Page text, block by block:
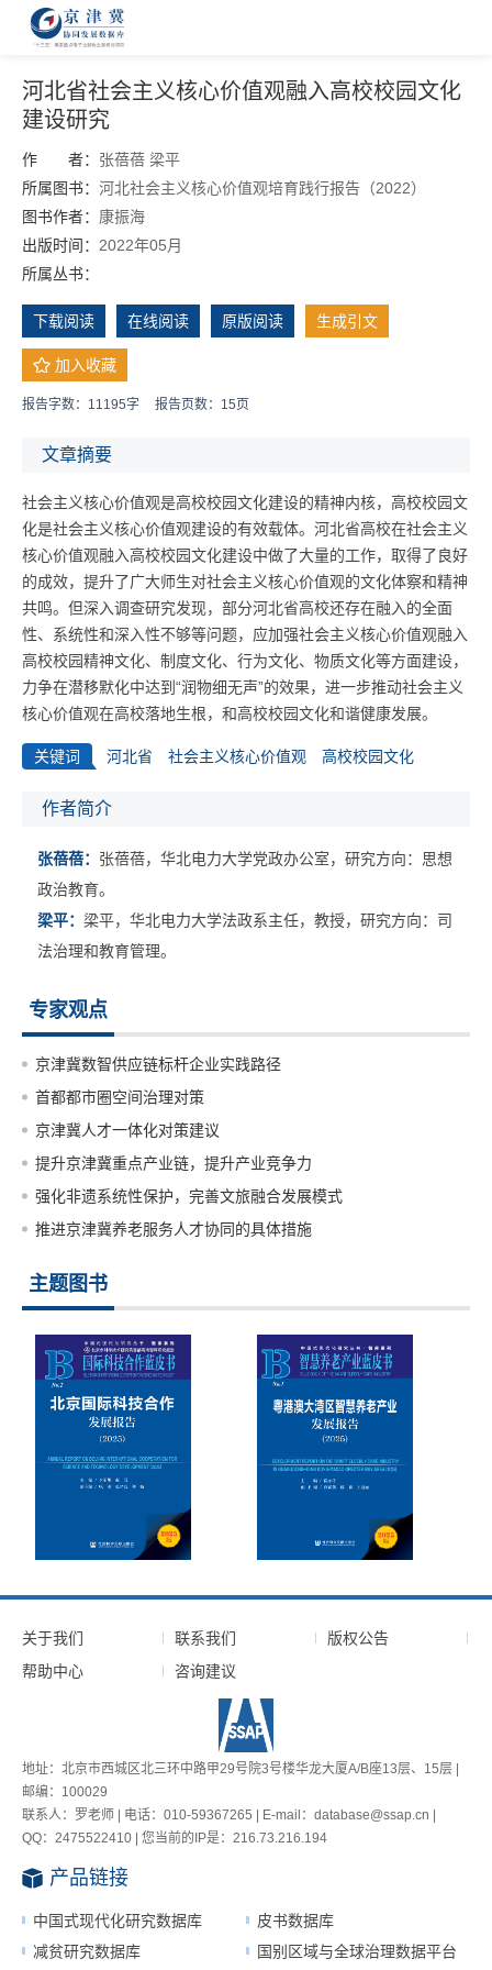
河北省社会主义核心价值观融入高校校园文化
建设研究
作 者： 张蓓蓓 梁平
所属图书： 河北社会主义核心价值观培育践行报告（2022）
图书作者： 康振海
出版时间： 2022年05月
所属丛书：
下载阅读 在线阅读 原版阅读 生成引文
加入收藏
报告字数：11195字 报告页数：15页
文章摘要
社会主义核心价值观是高校校园文化建设的精神内核，高校校园文
化是社会主义核心价值观建设的有效载体。河北省高校在社会主义
核心价值观融入高校校园文化建设中做了大量的工作，取得了良好
的成效，提升了广大师生对社会主义核心价值观的文化体察和精神
共鸣。但深入调查研究发现，部分河北省高校还存在融入的全面
性、系统性和深入性不够等问题，应加强社会主义核心价值观融入
高校校园精神文化、制度文化、行为文化、物质文化等方面建设，
力争在潜移默化中达到“润物细无声”的效果，进一步推动社会主义
核心价值观在高校落地生根，和高校校园文化和谐健康发展。
关键词 河北省 社会主义核心价值观 高校校园文化
作者简介
张蓓蓓： 张蓓蓓，华北电力大学党政办公室，研究方向：思想
政治教育。
梁平： 梁平，华北电力大学法政系主任，教授，研究方向：司
法治理和教育管理。
专家观点
京津冀数智供应链标杆企业实践路径
首都都市圈空间治理对策
京津冀人才一体化对策建议
提升京津冀重点产业链，提升产业竞争力
强化非遗系统性保护，完善文旅融合发展模式
推进京津冀养老服务人才协同的具体措施
主题图书
关于我们 联系我们
版权公告
帮助中心
咨询建议
地址：北京市西城区北三环中路甲29号院3号楼华龙大厦A/B座13层、15层 |
邮编：100029
联系人：罗老师 | 电话：010-59367265 | E-mail：database@ssap.cn |
QQ：2475522410 | 您当前的IP是： 216.73.216.194
产品链接
中国式现代化研究数据库
皮书数据库
减贫研究数据库
国别区域与全球治理数据平台